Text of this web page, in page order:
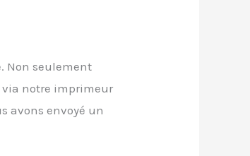
Non seulement
via notre imprimeur
avons envoyé un